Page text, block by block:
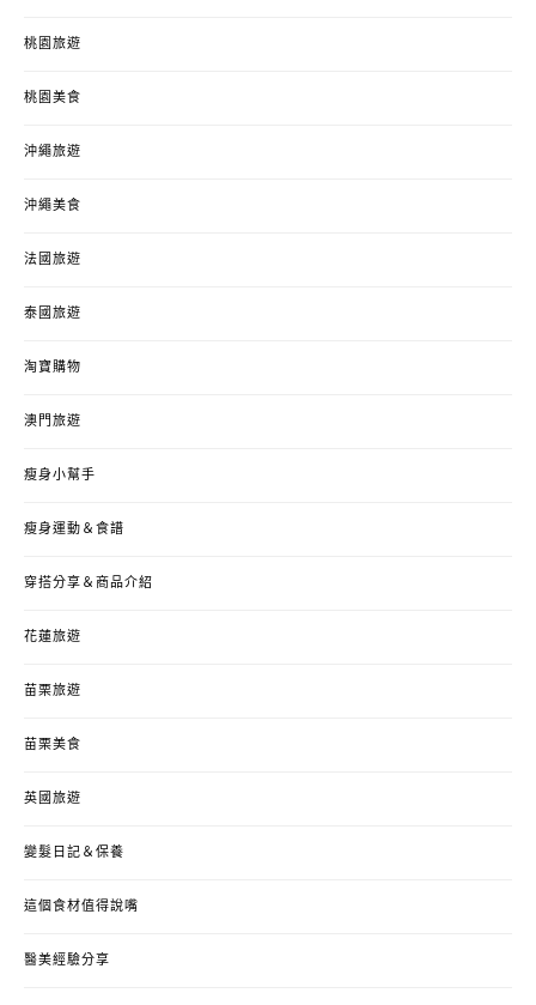
桃園旅遊
桃園美食
沖繩旅遊
沖繩美食
法國旅遊
泰國旅遊
淘寶購物
澳門旅遊
瘦身小幫手
瘦身運動＆食譜
穿搭分享＆商品介紹
花蓮旅遊
苗栗旅遊
苗栗美食
英國旅遊
變髮日記＆保養
這個食材值得說嘴
醫美經驗分享